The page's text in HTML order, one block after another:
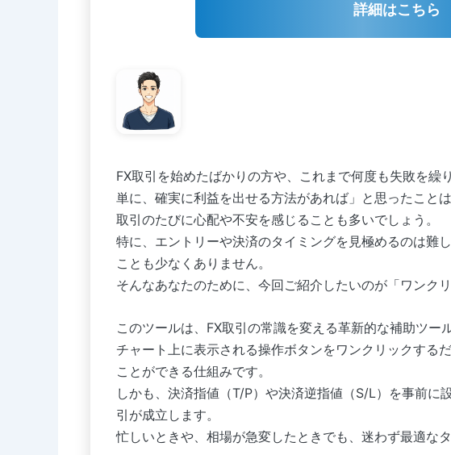
詳細はこちら
FX取引を始めたばかりの方や、これまで何度も失敗を繰
単に、確実に利益を出せる方法があれば」と思ったこと
取引のたびに心配や不安を感じることも多いでしょう。
特に、エントリーや決済のタイミングを見極めるのは難
ことも少なくありません。
そんなあなたのために、今回ご紹介したいのが「ワンク
このツールは、FX取引の常識を変える革新的な補助ツール
チャート上に表示される操作ボタンをワンクリックする
ことができる仕組みです。
しかも、決済指値（T/P）や決済逆指値（S/L）を事前に
引が成立します。
忙しいときや、相場が急変したときでも、迷わず最適な